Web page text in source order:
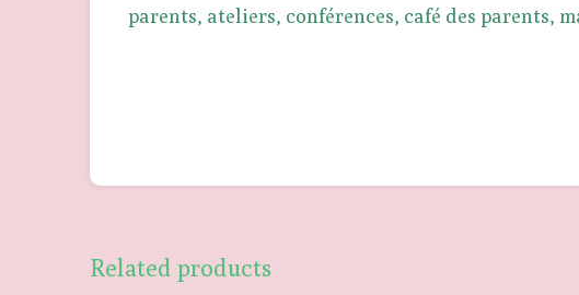
parents, ateliers, conférences, café des
Related products